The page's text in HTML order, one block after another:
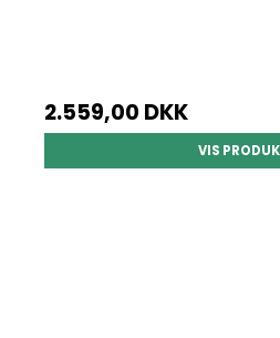
2.559,00 DKK
VIS